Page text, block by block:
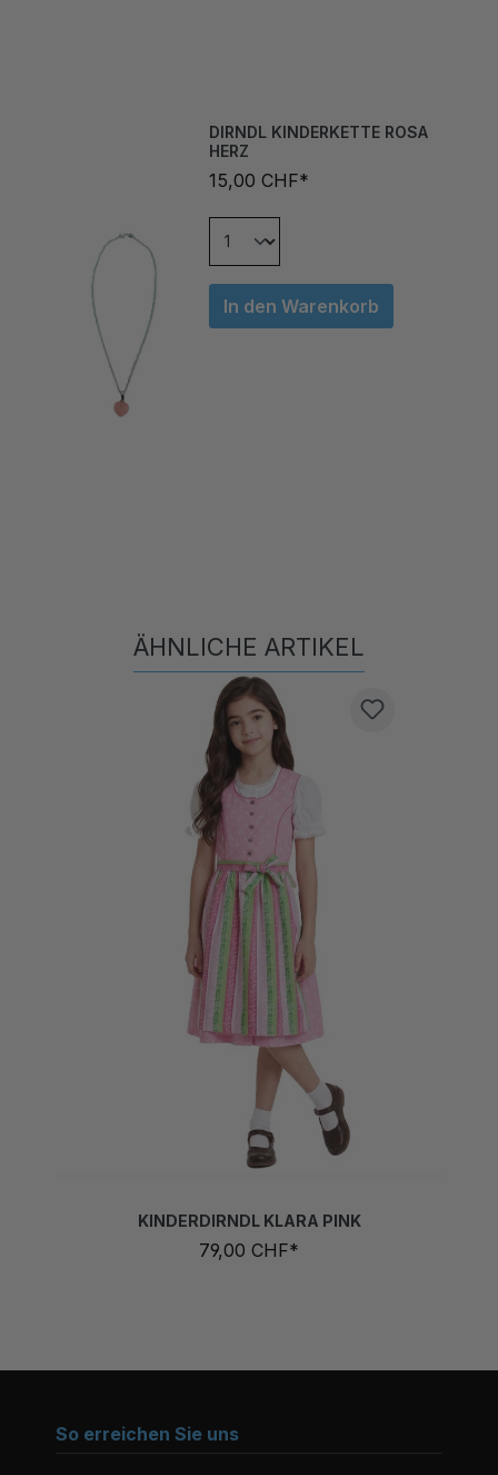
HERZ
15,00 CHF*
In den Warenkorb
Produktgalerie überspringen
79,00 CHF*
So erreichen Sie uns